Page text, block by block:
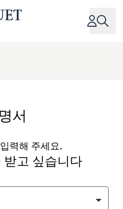
서
력해 주세요.
고 싶습니다